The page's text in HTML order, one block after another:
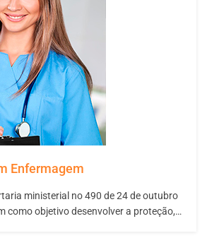
Enfermagem
ministerial no 490 de 24 de outubro
como objetivo desenvolver a proteção,